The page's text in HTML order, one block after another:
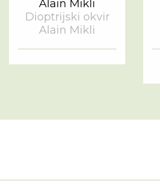
Dioptrijski okvir
Alain Mikli